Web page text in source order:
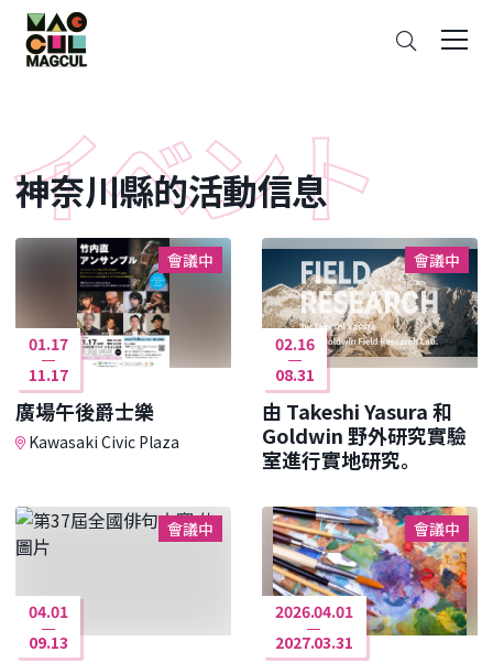
ン
テ
ン
ス
キ
ッ
プ
神奈川縣的活動信息
會議中
01.17
11.17
廣場午後爵士樂
Kawasaki Civic Plaza
會議中
02.16
08.31
由 Takeshi Yasura 和
Goldwin 野外研究實驗
室進行實地研究。
會議中
04.01
09.13
會議中
2026.04.01
2027.03.31